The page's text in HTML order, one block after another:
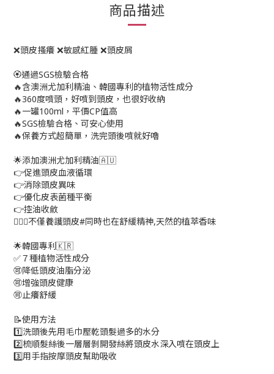
商品描述
❌頭皮搔癢 ❌敏感紅腫 ❌頭皮屑
🏵️通過SGS檢驗合格
🔥含澳洲尤加利精油、韓國專利的植物活性成分
🔥360度噴頭，好噴到頭皮，也很好收納
🔥一罐100ml，平價CP值高
🔥SGS檢驗合格、可安心使用
🔥保養方式超簡單，洗完頭後噴就好嚕
🌟添加澳洲尤加利精油🇦🇺
👉促進頭皮血液循環
👉消除頭皮異味
👉優化皮表菌種平衡
👉控油收斂
💁🏻‍♀️不僅養護頭皮#同時也在舒緩精神,天然的植萃香味
🌟韓國專利🇰🇷
✅７種植物活性成分
🉑降低頭皮油脂分泌
🉑增強頭皮健康
🉑止癢舒緩
📝使用方法
1️⃣洗頭後先用毛巾壓乾頭髮過多的水分
2️⃣梳順髮絲後一層層剝開發絲將頭皮水深入噴在頭皮上
3️⃣用手指按摩頭皮幫助吸收